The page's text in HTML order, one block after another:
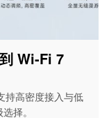
Wi-Fi 7
持高密度接入与低
择。